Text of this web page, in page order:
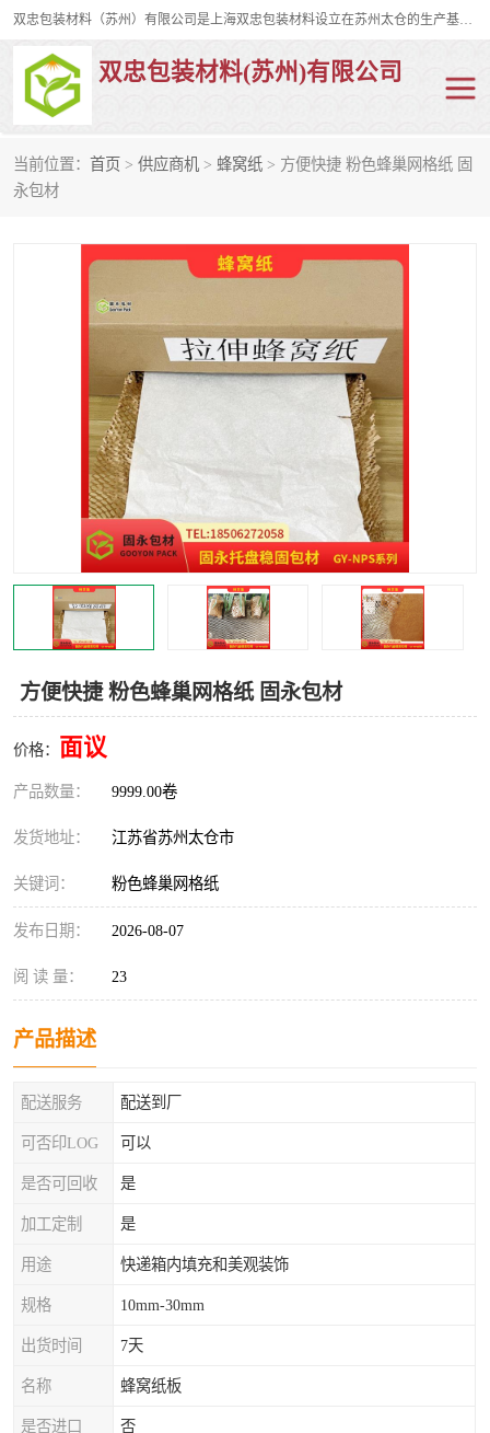
双忠包装材料（苏州）有限公司是上海双忠包装材料设立在苏州太仓的生产基地，占地约2万平米，产品主要有打孔缠绕膜，拉伸蜂窝纸，集装箱充气袋，滑托板，打包带，裹包网兜，防滑纸等箱体和托盘的运输和保护性包材。固永包材®，GooYon Pack®，是我们保护性包装材料的专属品牌。
双忠包装材料(苏州)有限公司
当前位置： 首页 > 供应商机 > 蜂窝纸 > 方便快捷 粉色蜂巢网格纸 固
永包材
方便快捷 粉色蜂巢网格纸 固永包材
价格： 面议
产品数量： 9999.00卷
发货地址： 江苏省苏州太仓市
关键词： 粉色蜂巢网格纸
发布日期： 2026-08-07
阅 读 量： 23
产品描述
配送服务 配送到厂
可否印LOG 可以
是否可回收 是
加工定制 是
用途 快递箱内填充和美观装饰
规格 10mm-30mm
出货时间 7天
名称 蜂窝纸板
是否进口 否
打孔缠绕膜
裹包网兜 纤维打包带
缠绕膜
托盘裹包网兜
托盘捆绑带